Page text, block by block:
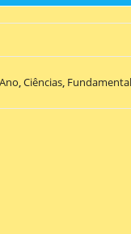
,Ciências, Fundamental